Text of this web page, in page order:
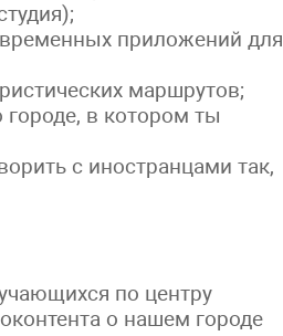
приложений для
маршрутов;
в котором ты
с иностранцами так,
по центру
о нашем городе